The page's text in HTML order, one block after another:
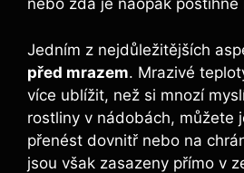
nebo ‍zda je​ naopak
Jedním z nejdůležitějších‍
před mrazem. Mrazivé
⁤více ublížit, než si​ mnozí
rostliny v nádobách, můžete
přenést dovnitř nebo na
jsou však zasazeny přímo v